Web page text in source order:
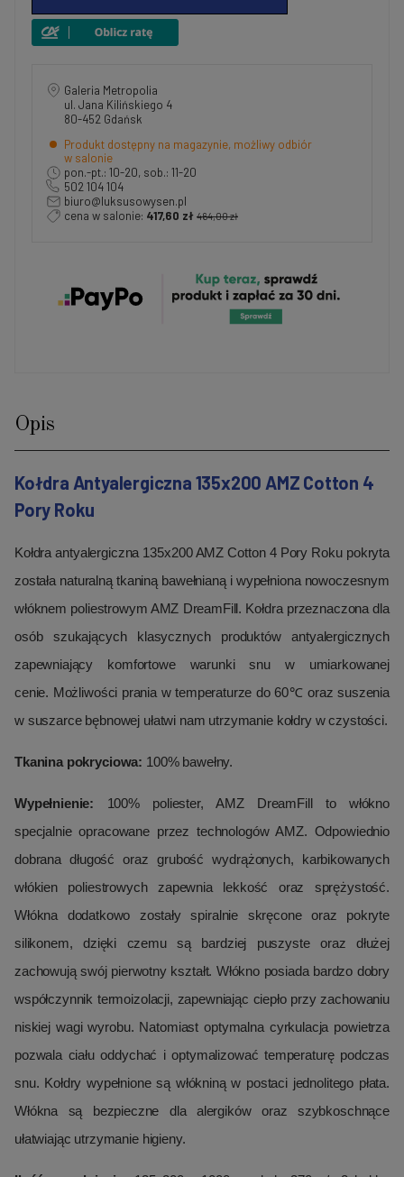
Galeria Metropolia
ul. Jana Kilińskiego 4
80-452 Gdańsk
Produkt dostępny na magazynie, możliwy odbiór
w salonie
pon.-pt.: 10-20, sob.: 11-20
502 104 104
biuro@luksusowysen.pl
cena w salonie: 417,60 zł 464,00 zł
Opis
Kołdra Antyalergiczna 135x200 AMZ Cotton 4
Pory Roku
Kołdra antyalergiczna 135x200 AMZ Cotton 4 Pory Roku pokryta
została naturalną tkaniną bawełnianą i wypełniona nowoczesnym
włóknem poliestrowym AMZ DreamFill. Kołdra przeznaczona dla
osób szukających klasycznych produktów antyalergicznych
zapewniający komfortowe warunki snu w umiarkowanej
cenie. Możliwości prania w temperaturze do 60℃ oraz suszenia
w suszarce bębnowej ułatwi nam utrzymanie kołdry w czystości.
Tkanina pokryciowa: 100% bawełny.
Wypełnienie: 100% poliester, AMZ DreamFill to włókno
specjalnie opracowane przez technologów AMZ. Odpowiednio
dobrana długość oraz grubość wydrążonych, karbikowanych
włókien poliestrowych zapewnia lekkość oraz sprężystość.
Włókna dodatkowo zostały spiralnie skręcone oraz pokryte
silikonem, dzięki czemu są bardziej puszyste oraz dłużej
zachowują swój pierwotny kształt. Włókno posiada bardzo dobry
współczynnik termoizolacji, zapewniając ciepło przy zachowaniu
niskiej wagi wyrobu. Natomiast optymalna cyrkulacja powietrza
pozwala ciału oddychać i optymalizować temperaturę podczas
snu. Kołdry wypełnione są włókniną w postaci jednolitego płata.
Włókna są bezpieczne dla alergików oraz szybkoschnące
ułatwiając utrzymanie higieny.